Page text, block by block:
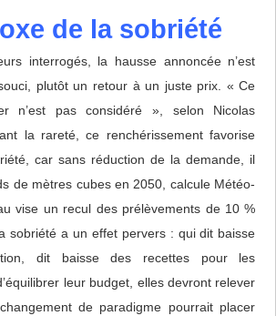
de la sobriété
interrogés, la hausse annoncée n’est
plutôt un retour à un juste prix. « Ce
n’est pas considéré », selon Nicolas
la rareté, ce renchérissement favorise
car sans réduction de la demande, il
de mètres cubes en 2050, calcule Météo-
vise un recul des prélèvements de 10 %
sobriété a un effet pervers : qui dit baisse
dit baisse des recettes pour les
leur budget, elles devront relever
de paradigme pourrait placer